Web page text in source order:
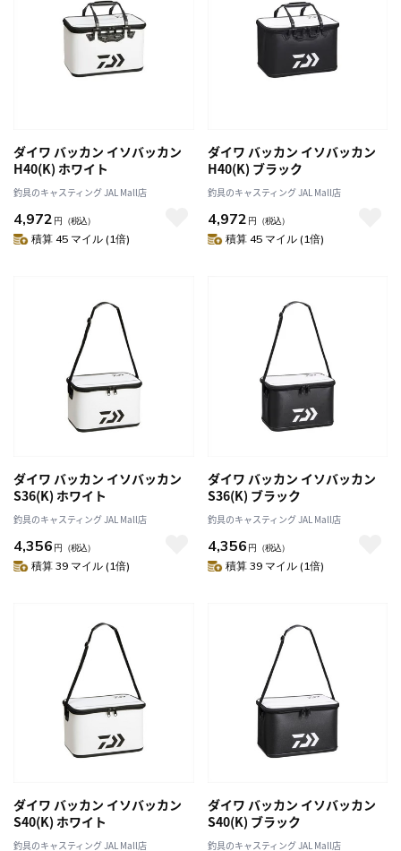
ダイワ バッカン イソバッカン
H40(K) ホワイト
釣具のキャスティング JAL Mall店
4,972 円 （税込）
積算 45 マイル (1倍)
ダイワ バッカン イソバッカン
H40(K) ブラック
釣具のキャスティング JAL Mall店
4,972 円 （税込）
積算 45 マイル (1倍)
ダイワ バッカン イソバッカン
S36(K) ホワイト
釣具のキャスティング JAL Mall店
4,356 円 （税込）
積算 39 マイル (1倍)
ダイワ バッカン イソバッカン
S36(K) ブラック
釣具のキャスティング JAL Mall店
4,356 円 （税込）
積算 39 マイル (1倍)
ダイワ バッカン イソバッカン
S40(K) ホワイト
釣具のキャスティング JAL Mall店
ダイワ バッカン イソバッカン
S40(K) ブラック
釣具のキャスティング JAL Mall店